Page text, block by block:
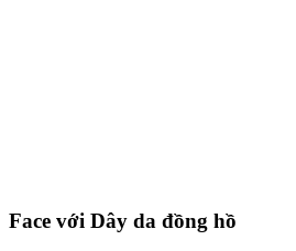
Face với Dây da đồng hồ